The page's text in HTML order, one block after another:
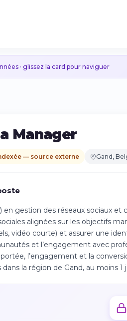
· glissez la card pour naviguer
Manager
— source externe Gand,
en gestion des réseaux sociaux
alignées sur les objectifs
vidéo courte) et assurer une
et l’engagement avec
l’engagement et la
la région de Gand, au moins 1